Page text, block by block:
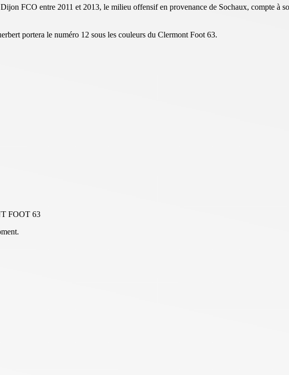
FCO entre 2011 et 2013, le milieu offensif en provenance de Sochaux, compte à
portera le numéro 12 sous les couleurs du Clermont Foot 63.
FOOT 63